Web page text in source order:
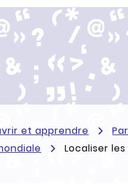
et apprendre
Localiser